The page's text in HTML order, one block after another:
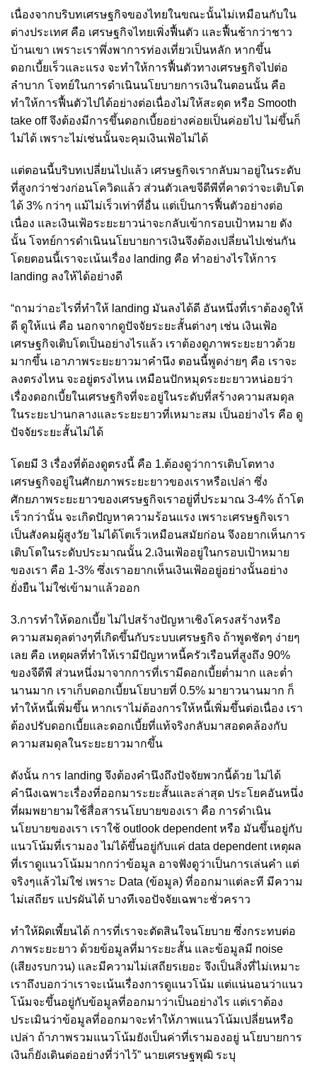
เนื่องจากบริบทเศรษฐกิจของไทยในขณะนั้นไม่เหมือนกับใน
ต่างประเทศ คือ เศรษฐกิจไทยเพิ่งฟื้นตัว และฟื้นช้ากว่าชาว
บ้านเขา เพราะเราพึ่งพาการท่องเที่ยวเป็นหลัก หากขึ้น
ดอกเบี้ยเร็วและแรง จะทำให้การฟื้นตัวทางเศรษฐกิจไปต่อ
ลำบาก โจทย์ในการดำเนินนโยบายการเงินในตอนนั้น คือ
ทำให้การฟื้นตัวไปได้อย่างต่อเนื่องไม่ให้สะดุด หรือ Smooth
take off จึงต้องมีการขึ้นดอกเบี้ยอย่างค่อยเป็นค่อยไป ไม่ขึ้นก็
ไม่ได้ เพราะไม่เช่นนั้นจะคุมเงินเฟ้อไม่ได้
แต่ตอนนี้บริบทเปลี่ยนไปแล้ว เศรษฐกิจเรากลับมาอยู่ในระดับ
ที่สูงกว่าช่วงก่อนโควิดแล้ว ส่วนตัวเลขจีดีพีที่คาดว่าจะเติบโต
ได้ 3% กว่าๆ แม้ไม่เร็วเท่าที่อื่น แต่เป็นการฟื้นตัวอย่างต่อ
เนื่อง และเงินเฟ้อระยะยาวน่าจะกลับเข้ากรอบเป้าหมาย ดัง
นั้น โจทย์การดำเนินนโยบายการเงินจึงต้องเปลี่ยนไปเช่นกัน
โดยตอนนี้เราจะเน้นเรื่อง landing คือ ทำอย่างไรให้การ
landing ลงให้ได้อย่างดี
“ถามว่าอะไรที่ทำให้ landing มันลงได้ดี อันหนึ่งที่เราต้องดูให้
ดี ดูให้แน่ คือ นอกจากดูปัจจัยระยะสั้นต่างๆ เช่น เงินเฟ้อ
เศรษฐกิจเติบโตเป็นอย่างไรแล้ว เราต้องดูภาพระยะยาวด้วย
มากขึ้น เอาภาพระยะยาวมาคำนึง ตอนนี้พูดง่ายๆ คือ เราจะ
ลงตรงไหน จะอยู่ตรงไหน เหมือนปักหมุดระยะยาวหน่อยว่า
เรื่องดอกเบี้ยในเศรษฐกิจที่จะอยู่ในระดับที่สร้างความสมดุล
ในระยะปานกลางและระยะยาวที่เหมาะสม เป็นอย่างไร คือ ดู
ปัจจัยระยะสั้นไม่ได้
โดยมี 3 เรื่องที่ต้องดูตรงนี้ คือ 1.ต้องดูว่าการเติบโตทาง
เศรษฐกิจอยู่ในศักยภาพระยะยาวของเราหรือเปล่า ซึ่ง
ศักยภาพระยะยาวของเศรษฐกิจเราอยู่ที่ประมาณ 3-4% ถ้าโต
เร็วกว่านั้น จะเกิดปัญหาความร้อนแรง เพราะเศรษฐกิจเรา
เป็นสังคมผู้สูงวัย ไม่ได้โตเร็วเหมือนสมัยก่อน จึงอยากเห็นการ
เติบโตในระดับประมาณนั้น 2.เงินเฟ้ออยู่ในกรอบเป้าหมาย
ของเรา คือ 1-3% ซึ่งเราอยากเห็นเงินเฟ้ออยู่อย่างนั้นอย่าง
ยั่งยืน ไม่ใช่เข้ามาแล้วออก
3.การทำให้ดอกเบี้ย ไม่ไปสร้างปัญหาเชิงโครงสร้างหรือ
ความสมดุลต่างๆที่เกิดขึ้นกับระบบเศรษฐกิจ ถ้าพูดชัดๆ ง่ายๆ
เลย คือ เหตุผลที่ทำให้เรามีปัญหาหนี้ครัวเรือนที่สูงถึง 90%
ของจีดีพี ส่วนหนึ่งมาจากการที่เรามีดอกเบี้ยต่ำมาก และต่ำ
นานมาก เราเก็บดอกเบี้ยนโยบายที่ 0.5% มายาวนานมาก ก็
ทำให้หนี้เพิ่มขึ้น หากเราไม่ต้องการให้หนี้เพิ่มขึ้นต่อเนื่อง เรา
ต้องปรับดอกเบี้ยและดอกเบี้ยที่แท้จริงกลับมาสอดคล้องกับ
ความสมดุลในระยะยาวมากขึ้น
ดังนั้น การ landing จึงต้องคำนึงถึงปัจจัยพวกนี้ด้วย ไม่ได้
คำนึงเฉพาะเรื่องที่ออกมาระยะสั้นและล่าสุด ประโยคอันหนึ่ง
ที่ผมพยายามใช้สื่อสารนโยบายของเรา คือ การดำเนิน
นโยบายของเรา เราใช้ outlook dependent หรือ มันขึ้นอยู่กับ
แนวโน้มที่เรามอง ไม่ได้ขึ้นอยู่กับแค่ data dependent เหตุผล
ที่เราดูแนวโน้มมากกว่าข้อมูล อาจฟังดูว่าเป็นการเล่นคำ แต่
จริงๆแล้วไม่ใช่ เพราะ Data (ข้อมูล) ที่ออกมาแต่ละที มีความ
ไม่เสถียร แปรผันได้ บางทีเจอปัจจัยเฉพาะชั่วคราว
ทำให้ผิดเพี้ยนได้ การที่เราจะตัดสินใจนโยบาย ซึ่งกระทบต่อ
ภาพระยะยาว ด้วยข้อมูลที่มาระยะสั้น และข้อมูลมี noise
(เสียงรบกวน) และมีความไม่เสถียรเยอะ จึงเป็นสิ่งที่ไม่เหมาะ
เราถึงบอกว่าเราจะเน้นเรื่องการดูแนวโน้ม แต่แน่นอนว่าแนว
โน้มจะขึ้นอยู่กับข้อมูลที่ออกมาว่าเป็นอย่างไร แต่เราต้อง
ประเมินว่าข้อมูลที่ออกมาจะทำให้ภาพแนวโน้มเปลี่ยนหรือ
เปล่า ถ้าภาพรวมแนวโน้มยังเป็นค่าที่เรามองอยู่ นโยบายการ
เงินก็ยังเดินต่ออย่างที่ว่าไว้” นายเศรษฐพุฒิ ระบุ